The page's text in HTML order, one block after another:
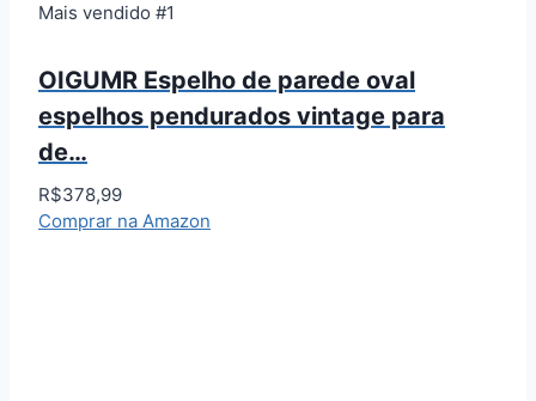
Mais vendido #1
OIGUMR Espelho de parede oval
espelhos pendurados vintage para
de…
R$378,99
Comprar na Amazon